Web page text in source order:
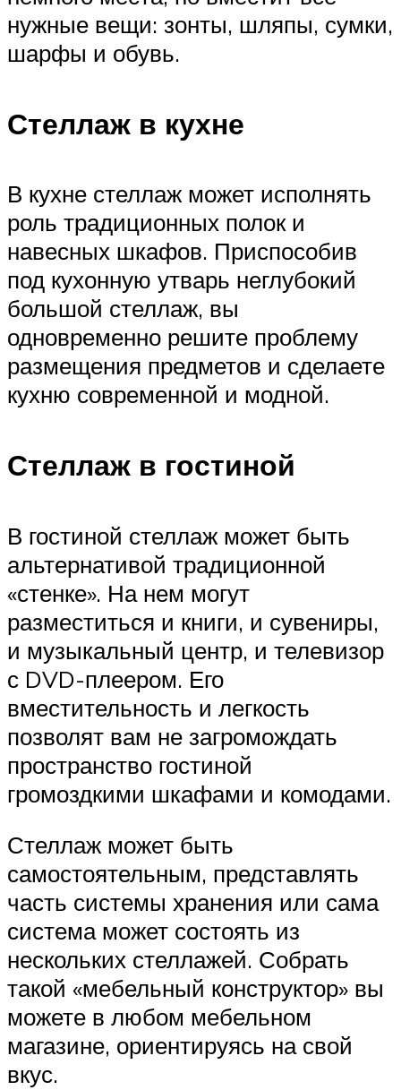
нужные вещи: зонты, шляпы, сумки,
шарфы и обувь.
Стеллаж в кухне
В кухне стеллаж может исполнять
роль традиционных полок и
навесных шкафов. Приспособив
под кухонную утварь неглубокий
большой стеллаж, вы
одновременно решите проблему
размещения предметов и сделаете
кухню современной и модной.
Стеллаж в гостиной
В гостиной стеллаж может быть
альтернативой традиционной
«стенке». На нем могут
разместиться и книги, и сувениры,
и музыкальный центр, и телевизор
с DVD-плеером. Его
вместительность и легкость
позволят вам не загромождать
пространство гостиной
громоздкими шкафами и комодами.
Стеллаж может быть
самостоятельным, представлять
часть системы хранения или сама
система может состоять из
нескольких стеллажей. Собрать
такой «мебельный конструктор» вы
можете в любом мебельном
магазине, ориентируясь на свой
вкус.